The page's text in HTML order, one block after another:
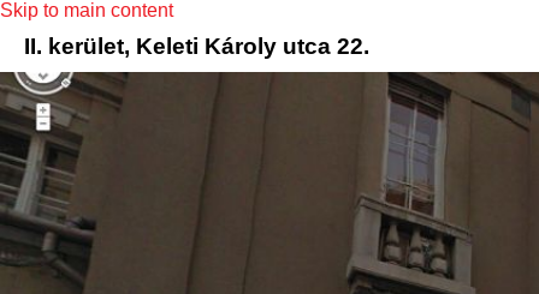
Skip to main content
II. kerület, Keleti Károly utca 22.